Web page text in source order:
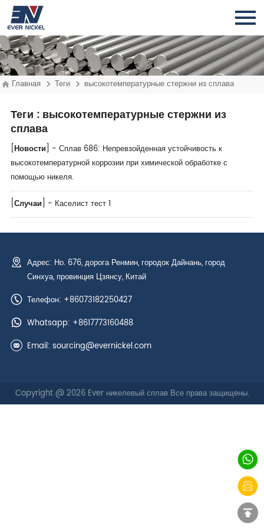
Главная Теги высокотемпературные стержни из сплава
Теги : высокотемпературные стержни из
сплава
[Новости] - Сплав 686: Непревзойденная устойчивость к
высокотемпературной коррозии при химической обработке с
помощью никеля.
[Случаи] - Каселист тест 1
Адрес: Но. 676, дорога Ренмин, городок Дайнань, город
Синхуа, провинция Цзянсу, Китай
Телефон: +86073182250427
Whatsapp: +8617773160488
Email: sourcing@evernickel.com
Copyright @ 2026 Ever никелевый сплав Все права защищены.